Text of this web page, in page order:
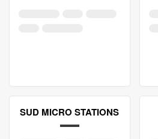
SUD MICRO STATIONS